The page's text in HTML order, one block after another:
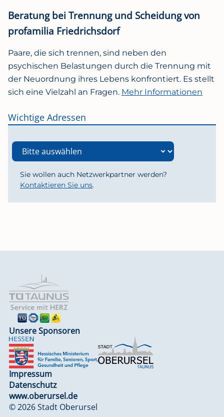
Beratung bei Trennung und Scheidung von
profamilia Friedrichsdorf
Paare, die sich trennen, sind neben den
psychischen Belastungen durch die Trennung mit
der Neuordnung ihres Lebens konfrontiert. Es stellt
sich eine Vielzahl an Fragen. Mehr Informationen
Wichtige Adressen
Sie wollen auch Netzwerkpartner werden?
Kontaktieren Sie uns.
Unsere Sponsoren
Impressum
Datenschutz
www.oberursel.de
© 2026 Stadt Oberursel